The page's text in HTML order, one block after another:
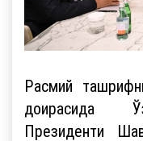
Расмий
доирасида
Президенти